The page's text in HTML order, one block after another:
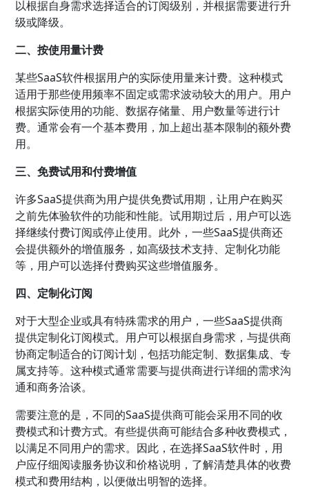
以根据自身需求选择适合的订阅级别，并根据需要进行升
级或降级。
二、按使用量计费
某些SaaS软件根据用户的实际使用量来计费。这种模式
适用于那些使用频率不固定或需求波动较大的用户。用户
根据实际使用的功能、数据存储量、用户数量等进行计
费。通常会有一个基本费用，加上超出基本限制的额外费
用。
三、免费试用和付费增值
许多SaaS提供商为用户提供免费试用期，让用户在购买
之前先体验软件的功能和性能。试用期过后，用户可以选
择继续付费订阅或停止使用。此外，一些SaaS提供商还
会提供额外的增值服务，如高级技术支持、定制化功能
等，用户可以选择付费购买这些增值服务。
四、定制化订阅
对于大型企业或具有特殊需求的用户，一些SaaS提供商
提供定制化订阅模式。用户可以根据自身需求，与提供商
协商定制适合的订阅计划，包括功能定制、数据集成、专
属支持等。这种模式通常需要与提供商进行详细的需求沟
通和商务洽谈。
需要注意的是，不同的SaaS提供商可能会采用不同的收
费模式和计费方式。有些提供商可能结合多种收费模式，
以满足不同用户的需求。因此，在选择SaaS软件时，用
户应仔细阅读服务协议和价格说明，了解清楚具体的收费
模式和费用结构，以便做出明智的选择。